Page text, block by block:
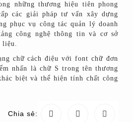
những thương hiệu tiên phong
các giải pháp tư vấn xây dựng
phục vụ công tác quản lý doanh
công nghệ thông tin và cơ sở
liệu.
chữ cách điệu với font chữ đơn
nhấn là chữ S trong tên thương
biệt và thể hiện tính chất công
Chia sẻ: